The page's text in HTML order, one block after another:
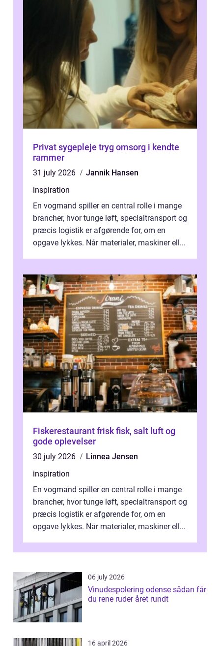
Privat sygepleje tryg omsorg i kendte
rammer
31 july 2026
Jannik Hansen
inspiration
En vogmand spiller en central rolle i mange
brancher, hvor tunge løft, specialtransport og
præcis logistik er afgørende for, om en
opgave lykkes. Når materialer, maskiner ell...
Fiskerestaurant frisk fisk, salt luft og
gode oplevelser
30 july 2026
Linnea Jensen
inspiration
En vogmand spiller en central rolle i mange
brancher, hvor tunge løft, specialtransport og
præcis logistik er afgørende for, om en
opgave lykkes. Når materialer, maskiner ell...
06 july 2026
Vinudespolering odense sådan får
du rene ruder året rundt
16 april 2026